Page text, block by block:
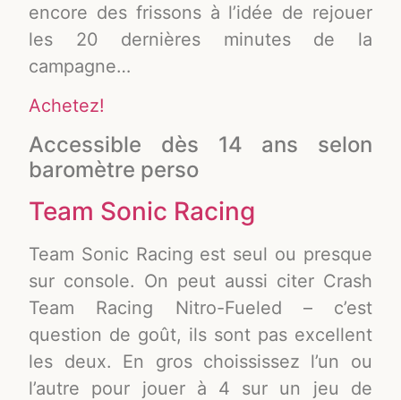
encore des frissons à l’idée de rejouer
les 20 dernières minutes de la
campagne…
Achetez!
Accessible dès 14 ans selon
baromètre perso
Team Sonic Racing
Team Sonic Racing est seul ou presque
sur console. On peut aussi citer Crash
Team Racing Nitro-Fueled – c’est
question de goût, ils sont pas excellent
les deux. En gros choississez l’un ou
l’autre pour jouer à 4 sur un jeu de